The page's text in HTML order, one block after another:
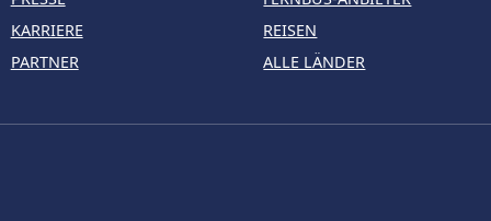
KARRIERE
PARTNER
REISEN
ALLE LÄNDER